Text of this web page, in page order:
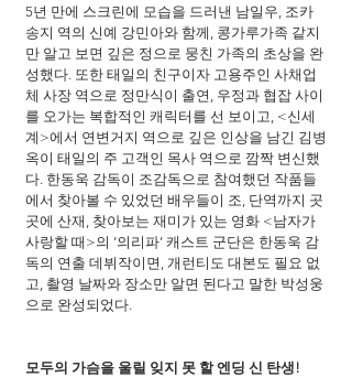
5년 만에 스크린에 모습을 드러낸 남일우, 조카
송지 역의 신예 강민아와 함께, 콩가루가족 같지
만 알고 보면 깊은 정으로 뭉친 가족의 초상을 완
성했다. 또한 태일의 친구이자 고용주인 사채업
체 사장 역으로 정만식이 출연, 우정과 협잡 사이
를 오가는 복합적인 캐릭터를 선 보이고, <신세
계>에서 연변거지 역으로 깊은 인상을 남긴 김병
옥이 태일의 주 고객인 목사 역으로 깜짝 변신했
다. 한동욱 감독이 조감독으로 참여했던 작품들
에서 찾아볼 수 있었던 배우들이 조, 단역까지 곳
곳에 산재, 찾아보는 재미가 있는 영화 <남자가
사랑할 때>의 ‘의리파’ 캐스트 군단은 한동욱 감
독의 연출 데뷔작이면, 개런티도 대본도 필요 없
고, 촬영 날짜와 장소만 알면 된다고 말한 박성웅
으로 완성되었다.
모두의 가슴을 울릴 잊지 못 할 엔딩 신 탄생!